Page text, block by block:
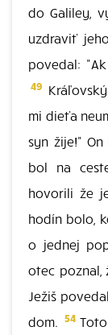
do Galiley,
uzdraviť
povedal:
49
mi dieťa
syn žije!"
bol na
hovorili že
hodín bolo,
o jednej
otec poznal,
Ježiš
dom. 54